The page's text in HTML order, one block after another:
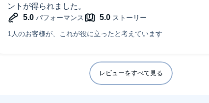
ントが得られました。
レビューをすべて見る